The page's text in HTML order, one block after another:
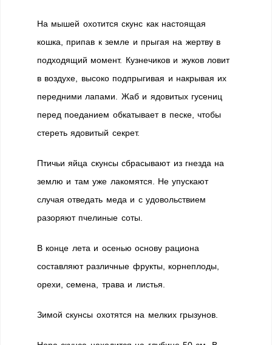
На мышей охотится скунс как настоящая
кошка, припав к земле и прыгая на жертву в
подходящий момент. Кузнечиков и жуков ловит
в воздухе, высоко подпрыгивая и накрывая их
передними лапами. Жаб и ядовитых гусениц
перед поеданием обкатывает в песке, чтобы
стереть ядовитый секрет.
Птичьи яйца скунсы сбрасывают из гнезда на
землю и там уже лакомятся. Не упускают
случая отведать меда и с удовольствием
разоряют пчелиные соты.
В конце лета и осенью основу рациона
составляют различные фрукты, корнеплоды,
орехи, семена, трава и листья.
Зимой скунсы охотятся на мелких грызунов.